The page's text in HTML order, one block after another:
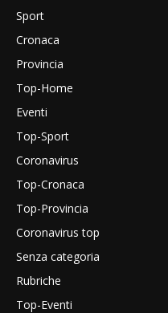
Sport
Cronaca
Provincia
Top-Home
Eventi
Top-Sport
Coronavirus
Top-Cronaca
Top-Provincia
Coronavirus top
Senza categoria
Rubriche
Top-Eventi